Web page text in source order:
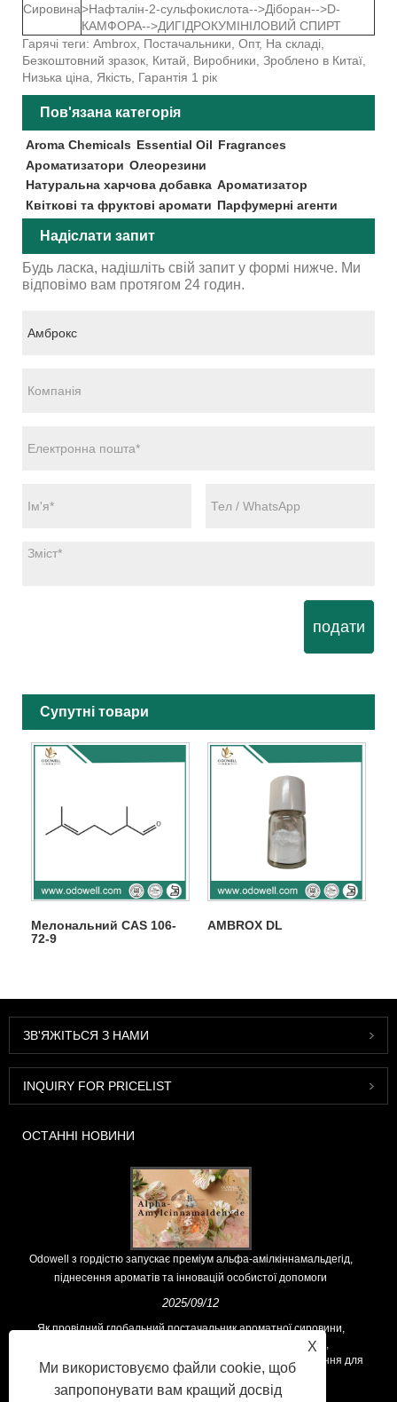
Сировина>Нафталін-2-сульфокислота-->Діборан-->D-
КАМФОРА-->ДИГІДРОКУМІНІЛОВИЙ СПИРТ
Гарячі теги: Ambrox, Постачальники, Опт, На складі,
Безкоштовний зразок, Китай, Виробники, Зроблено в Китаї,
Низька ціна, Якість, Гарантія 1 рік
Пов'язана категорія
Aroma Chemicals Essential Oil Fragrances
Ароматизатори Олеорезини
Натуральна харчова добавка Ароматизатор
Квіткові та фруктові аромати Парфумерні агенти
Надіслати запит
Будь ласка, надішліть свій запит у формі нижче. Ми
відповімо вам протягом 24 годин.
подати
Супутні товари
Мелональний CAS 106-
72-9
AMBROX DL
ЗВ'ЯЖІТЬСЯ З НАМИ
INQUIRY FOR PRICELIST
ОСТАННІ НОВИНИ
Odowell з гордістю запускає преміум альфа-амілкіннамальдегід,
піднесення ароматів та інновацій особистої допомоги
2025/09/12
Як провідний глобальний постачальник ароматної сировини,
Odowell підтримує основну філософію "інноваційними,
орієнтованими на якість", послідовно пропонуючи вищі рішення для
ароматів у всьому світі.
X
Ми використовуємо файли cookie, щоб
запропонувати вам кращий досвід